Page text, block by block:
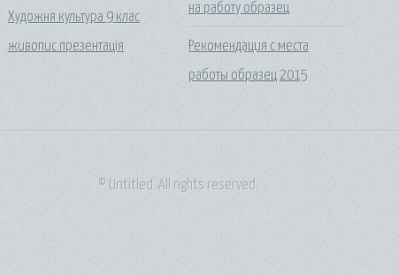
Художня культура 9 клас
живопис презентація
на работу образец
Рекомендация с места
работы образец 2015
© Untitled. All rights reserved.